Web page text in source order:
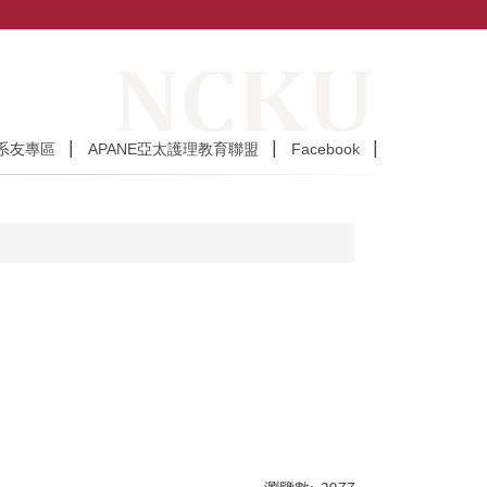
友專區 APANE亞太護理教育聯盟 Facebook